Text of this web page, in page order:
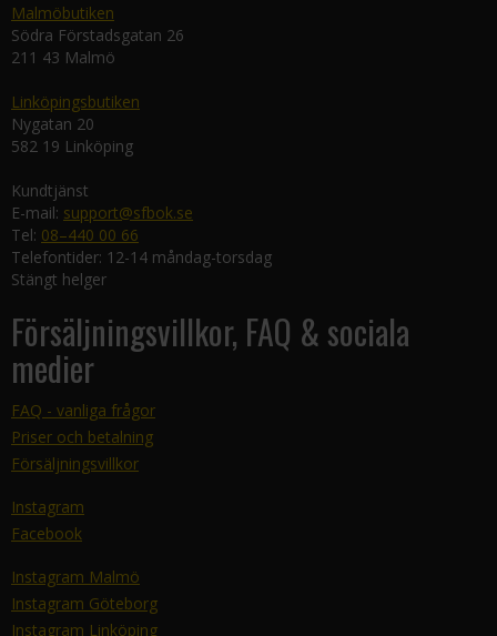
Malmöbutiken
Södra Förstadsgatan 26
211 43 Malmö
Linköpingsbutiken
Nygatan 20
582 19 Linköping
Kundtjänst
E-mail: support@sfbok.se
Tel: 08–440 00 66
Telefontider: 12-14 måndag-torsdag
Stängt helger
Försäljningsvillkor, FAQ & sociala
medier
FAQ - vanliga frågor
Priser och betalning
Försäljningsvillkor
Instagram
Facebook
Instagram Malmö
Instagram Göteborg
Instagram Linköping